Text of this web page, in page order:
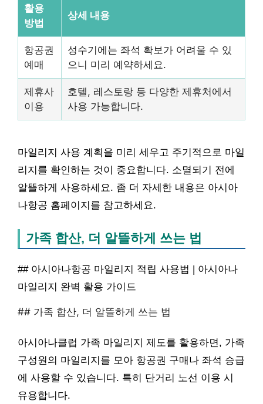
활용
방법
상세 내용
항공권
예매
성수기에는 좌석 확보가 어려울 수 있
으니 미리 예약하세요.
제휴사
이용
호텔, 레스토랑 등 다양한 제휴처에서
사용 가능합니다.
마일리지 사용 계획을 미리 세우고 주기적으로 마일
리지를 확인하는 것이 중요합니다. 소멸되기 전에
알뜰하게 사용하세요. 좀 더 자세한 내용은 아시아
나항공 홈페이지를 참고하세요.
가족 합산, 더 알뜰하게 쓰는 법
## 아시아나항공 마일리지 적립 사용법 | 아시아나
마일리지 완벽 활용 가이드
## 가족 합산, 더 알뜰하게 쓰는 법
아시아나클럽 가족 마일리지 제도를 활용하면, 가족
구성원의 마일리지를 모아 항공권 구매나 좌석 승급
에 사용할 수 있습니다. 특히 단거리 노선 이용 시
유용합니다.